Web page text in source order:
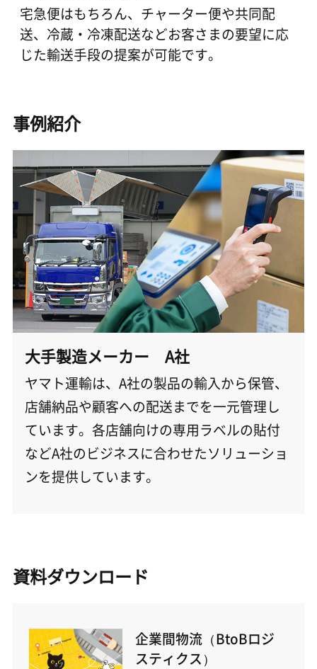
宅急便はもちろん、チャーター便や共同配
送、冷蔵・冷凍配送などお客さまの要望に応
じた輸送手段の提案が可能です。
事例紹介
大手製造メーカー A社
ヤマト運輸は、A社の製品の輸入から保管、
店舗納品や顧客への配送までを一元管理し
ています。各店舗向けの専用ラベルの貼付
などA社のビジネスに合わせたソリューショ
ンを提供しています。
資料ダウンロード
企業間物流（BtoBロジ
スティクス）